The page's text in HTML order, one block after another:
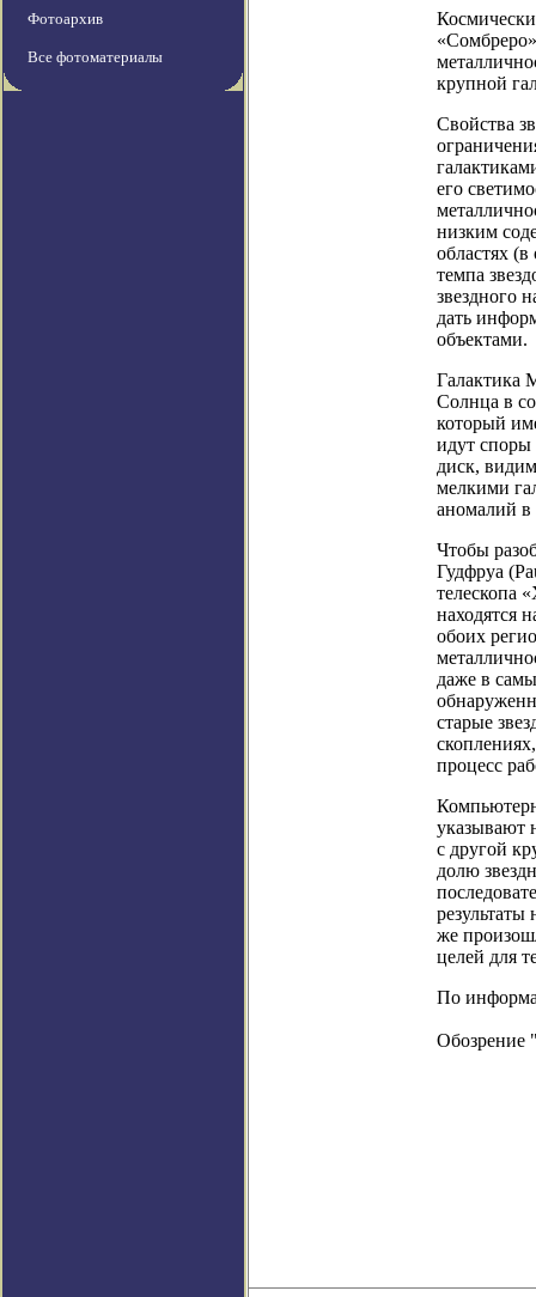
Фотоархив
Все фотоматериалы
крупной
Свойства
его
низким
областях (в
темпа
звездного
дать
объектами.
Галактика
Солнца в
который
идут споры
диск,
мелкими
аномалий в
Чтобы
Гудфруа
телескопа
находятся
обоих
даже в
старые
процесс
указывают
с другой
долю
же
целей для
По
Обозрение